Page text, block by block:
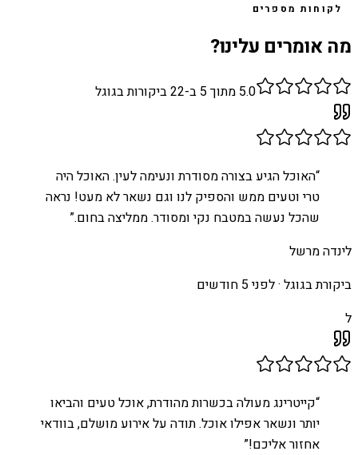
לקוחות מספרים
מה אומרים עלינו?
5.0 מתוך 5 ב- 22ביקורות בגוגל
“האוכל הגיע בצורה מסודרת ונעימה לעין. האוכל היה
טרי וטעים ממש והספיק לנו וגם נשאר לא מעט! נראה
שהכל נעשה במטבח נקי ומסודר. ממליצה בחום.”
לינדה מרשל
ביקורת בגוגל ·לפני 5 חודשים
ל
“קייטרינג מעולה בכשרות מהודרת, אוכל טעים והביאו
יותר ונשאר אפילו אוכל. תודה על אירוע מושלם, בוודאי
אחזור אליכם!”